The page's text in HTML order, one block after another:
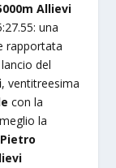
Allievi
una
rapportata
del
, ventitreesima
con la
la
Pietro